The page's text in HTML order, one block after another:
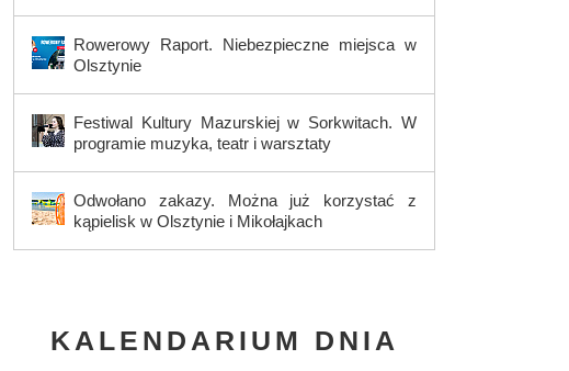
Rowerowy Raport. Niebezpieczne miejsca w
Olsztynie
Festiwal Kultury Mazurskiej w Sorkwitach. W
programie muzyka, teatr i warsztaty
Odwołano zakazy. Można już korzystać z
kąpielisk w Olsztynie i Mikołajkach
KALENDARIUM DNIA